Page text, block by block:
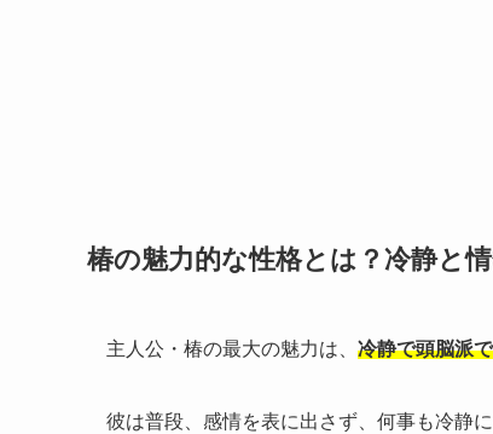
椿の魅力的な性格とは？冷静と
主人公・椿の最大の魅力は、 冷静で頭脳派
彼は普段、感情を表に出さず、何事も冷静